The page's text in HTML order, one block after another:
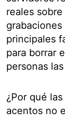
reales
principales
para borrar
personas
¿Por qué
acentos no